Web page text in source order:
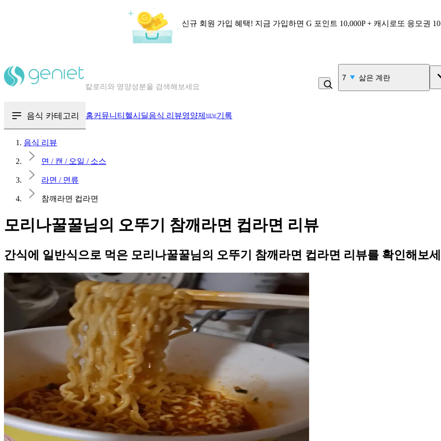
신규 회원 가입 혜택! 지금 가입하면 G 포인트 10,000P + 캐시로또 응모권
혈당 · 다이어트 음식 검색해보세요
7 삶은 계란
음식 카테고리 홈커뮤니티 헬시딜음식 리뷰영양제 NEW기록
음식 리뷰
면 / 캔 / 오일 / 소스
라면 / 면류
참깨라면 컵라면
모리나꿀꿀님의 오뚜기 참깨라면 컵라면 리뷰
간식에 일반식으로 먹은 모리나꿀꿀님의 오뚜기 참깨라면 컵라면 리뷰를 확인해보